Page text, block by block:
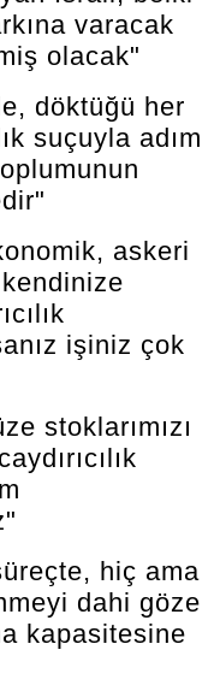
varacak
olacak"
döktüğü her
suçuyla adım
askeri
işiniz çok
stoklarımızı
hiç ama
dahi göze
kapasitesine